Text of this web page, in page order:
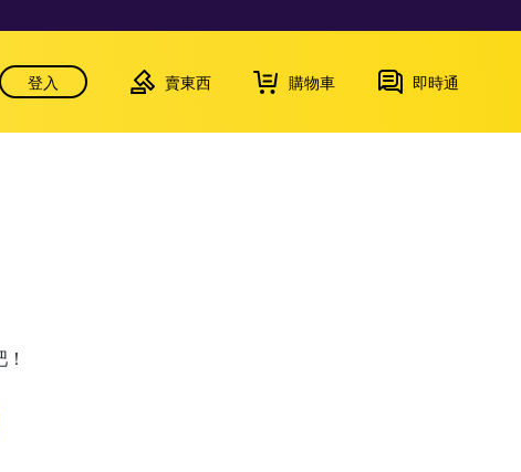
登入 賣東西 購物車 即時通